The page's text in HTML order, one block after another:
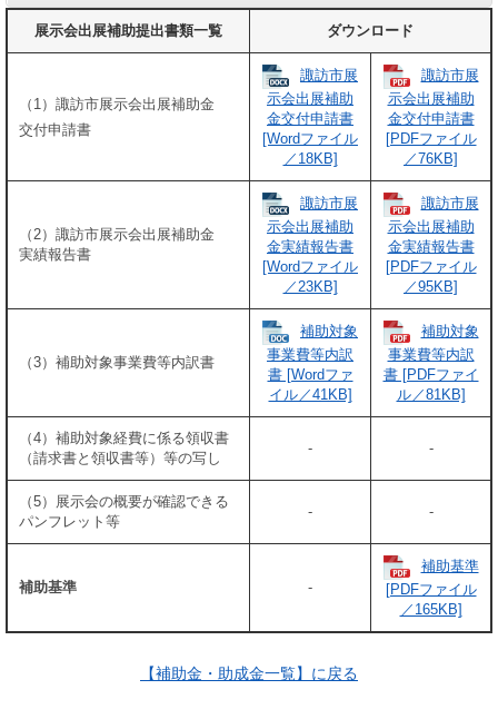
展示会出展補助提出書類一覧 ダウンロード
（1）諏訪市展示会出展補助金
交付申請書
諏訪市展
示会出展補助
金交付申請書
[Wordファイル
／18KB]
諏訪市展
示会出展補助
金交付申請書
[PDFファイル
／76KB]
（2）諏訪市展示会出展補助金
実績報告書
諏訪市展
示会出展補助
金実績報告書
[Wordファイル
／23KB]
諏訪市展
示会出展補助
金実績報告書
[PDFファイル
／95KB]
（3）補助対象事業費等内訳書
補助対象
事業費等内訳
書 [Wordファ
イル／41KB]
補助対象
事業費等内訳
書 [PDFファイ
ル／81KB]
（4）補助対象経費に係る領収書
（請求書と領収書等）等の写し
- -
（5）展示会の概要が確認できる
パンフレット等
- -
補助基準 -
補助基準
[PDFファイル
／165KB]
【補助金・助成金一覧】に戻る